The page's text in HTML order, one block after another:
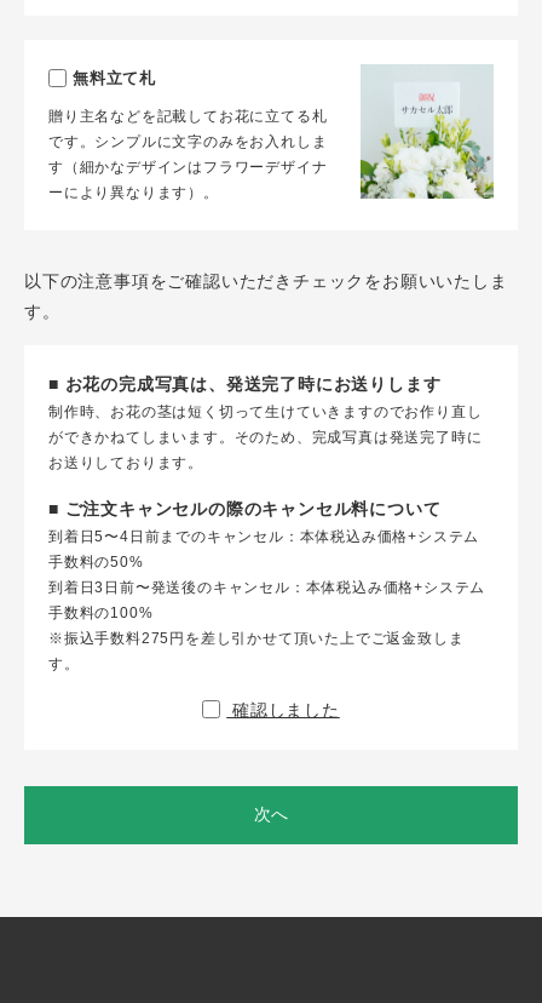
無料立て札
贈り主名などを記載してお花に立てる札
です。シンプルに文字のみをお入れしま
す（細かなデザインはフラワーデザイナ
ーにより異なります）。
以下の注意事項をご確認いただきチェックをお願いいたしま
す。
■ お花の完成写真は、発送完了時にお送りします
制作時、お花の茎は短く切って生けていきますのでお作り直し
ができかねてしまいます。そのため、完成写真は発送完了時に
お送りしております。
■ ご注文キャンセルの際のキャンセル料について
到着日5〜4日前までのキャンセル：本体税込み価格+システム
手数料の50%
到着日3日前〜発送後のキャンセル：本体税込み価格+システム
手数料の100%
※振込手数料275円を差し引かせて頂いた上でご返金致しま
す。
確認しました
次へ